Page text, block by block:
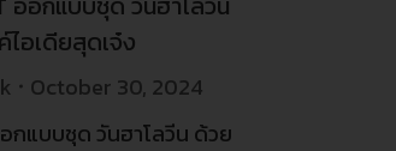
อเดียสุดเจ๋ง
October 30, 2024
กแบบชุด วันฮาโลวีน ด้วย